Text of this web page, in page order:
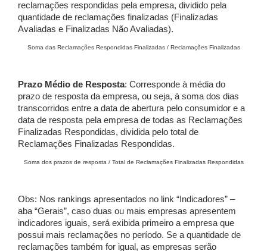
reclamações respondidas pela empresa, dividido pela
quantidade de reclamações finalizadas (Finalizadas
Avaliadas e Finalizadas Não Avaliadas).
Soma das Reclamações Respondidas Finalizadas / Reclamações Finalizadas
Prazo Médio de Resposta: Corresponde à média do
prazo de resposta da empresa, ou seja, à soma dos dias
transcorridos entre a data de abertura pelo consumidor e a
data de resposta pela empresa de todas as Reclamações
Finalizadas Respondidas, dividida pelo total de
Reclamações Finalizadas Respondidas.
Soma dos prazos de resposta / Total de Reclamações Finalizadas Respondidas
Obs: Nos rankings apresentados no link “Indicadores” –
aba “Gerais”, caso duas ou mais empresas apresentem
indicadores iguais, será exibida primeiro a empresa que
possui mais reclamações no período. Se a quantidade de
reclamações também for igual, as empresas serão